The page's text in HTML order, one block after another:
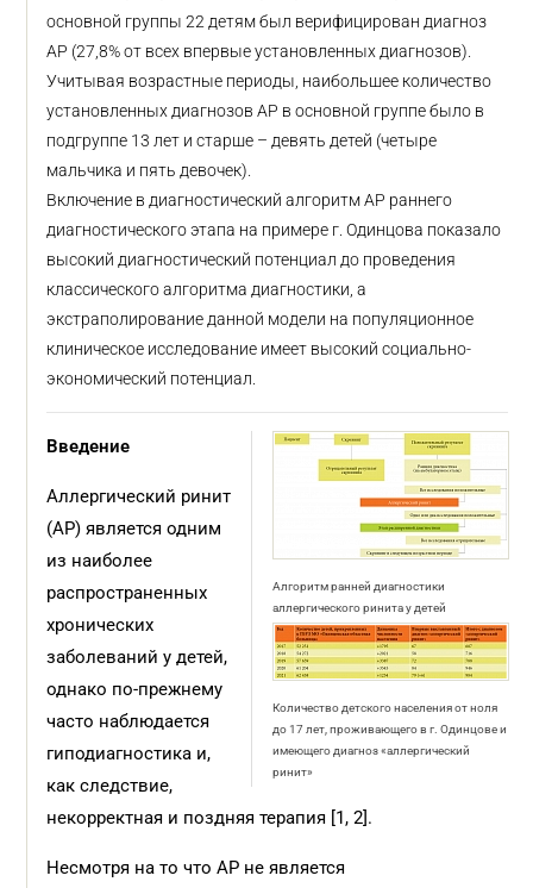
основной группы 22 детям был верифицирован диагноз
АР (27,8% от всех впервые установленных диагнозов).
Учитывая возрастные периоды, наибольшее количество
установленных диагнозов АР в основной группе было в
подгруппе 13 лет и старше – девять детей (четыре
мальчика и пять девочек).
Включение в диагностический алгоритм АР раннего
диагностического этапа на примере г. Одинцова показало
высокий диагностический потенциал до проведения
классического алгоритма диагностики, а
экстраполирование данной модели на популяционное
клиническое исследование имеет высокий социально-
экономический потенциал.
Алгоритм ранней диагностики
аллергического ринита у детей
Количество детского населения от ноля
до 17 лет, проживающего в г. Одинцове и
имеющего диагноз «аллергический
ринит»
Введение
Аллергический ринит
(АР) является одним
из наиболее
распространенных
хронических
заболеваний у детей,
однако по-прежнему
часто наблюдается
гиподиагностика и,
как следствие,
некорректная и поздняя терапия [1, 2].
Несмотря на то что АР не является